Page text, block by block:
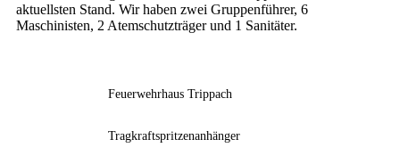
aktuellsten Stand. Wir haben zwei Gruppenführer, 6
Maschinisten, 2 Atemschutzträger und 1 Sanitäter.
Feuerwehrhaus Trippach
Tragkraftspritzenanhänger